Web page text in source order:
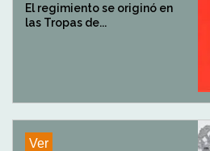
El regimiento se originó en
las Tropas de...
Ver